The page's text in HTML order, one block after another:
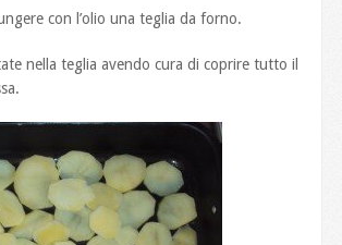
con l’olio una teglia da forno.
nella teglia avendo cura di coprire tutto il